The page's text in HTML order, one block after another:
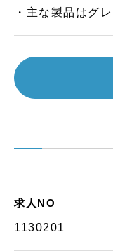
・主な製品はグ
求人NO
1130201